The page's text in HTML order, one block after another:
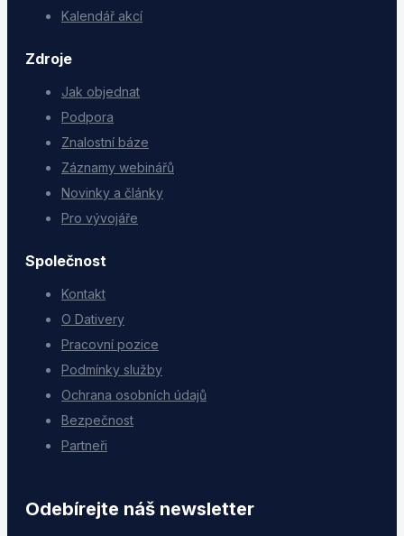
Kalendář akcí
Zdroje
Jak objednat
Podpora
Znalostní báze
Záznamy webinářů
Novinky a články
Pro vývojáře
Společnost
Kontakt
O Dativery
Pracovní pozice
Podmínky služby
Ochrana osobních údajů
Bezpečnost
Partneři
Odebírejte náš newsletter